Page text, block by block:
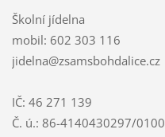
Školní jídelna
mobil: 602 303 116
jidelna@zsamsbohdalice.cz
IČ: 46 271 139
Č. ú.: 86-4140430297/0100